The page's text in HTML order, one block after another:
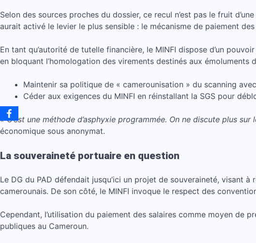
Selon des sources proches du dossier, ce recul n’est pas le fruit
aurait activé le levier le plus sensible : le mécanisme de paiement des
En tant qu’autorité de tutelle financière, le MINFI dispose d’un
en bloquant l’homologation des virements destinés aux émoluments
Maintenir sa politique de « camerounisation » du scanning
Céder aux exigences du MINFI en réinstallant la SGS pour
« C’est une méthode d’asphyxie programmée. On ne discute plus
économique sous anonymat.
La souveraineté portuaire en question
Le DG du PAD défendait jusqu’ici un projet de souveraineté, visant
camerounais. De son côté, le MINFI invoque le respect des
Cependant, l’utilisation du paiement des salaires comme moyen de
publiques au Cameroun.